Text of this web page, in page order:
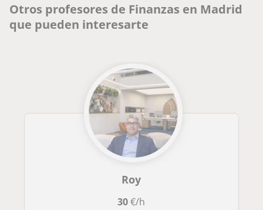
Otros profesores de Finanzas en Madrid
que pueden interesarte
Roy
30€/h